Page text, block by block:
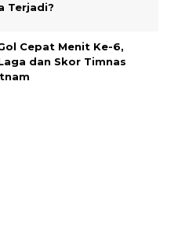
Terjadi?
Cepat Menit Ke-6,
dan Skor Timnas